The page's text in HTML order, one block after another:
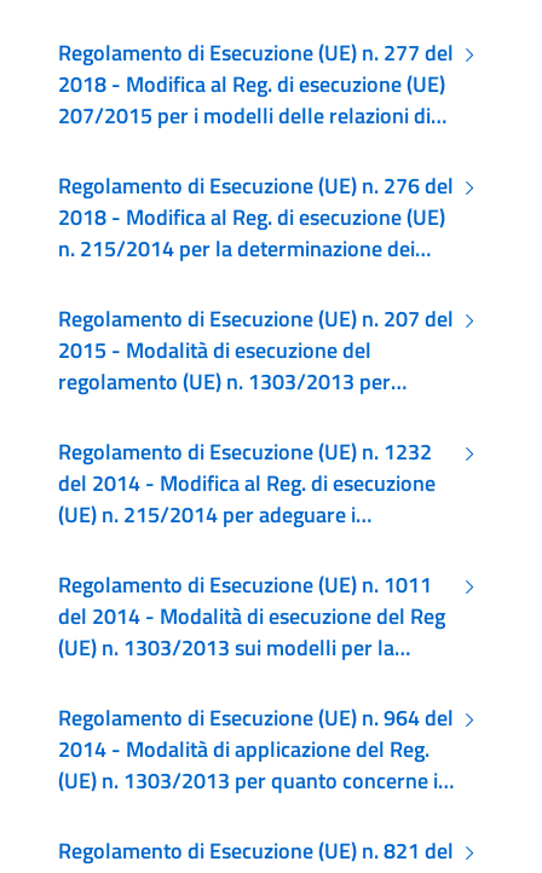
Regolamento di Esecuzione (UE) n. 277 del
2018 - Modifica al Reg. di esecuzione (UE)
207/2015 per i modelli delle relazioni di
Investimenti in favore della crescita e
dell'occupazione e all'obiettivo CTE,
nonché i modelli per la relazione sullo
annuali e che rettifica tale regolamento
per quanto riguarda il modello per la
relazione di attuazione
Regolamento di Esecuzione (UE) n. 276 del
2018 - Modifica al Reg. di esecuzione (UE)
n. 215/2014 per la determinazione dei
output (efficacia dell'attuazione) per i
Fondi SIE
Regolamento di Esecuzione (UE) n. 207 del
2015 - Modalità di esecuzione del
regolamento (UE) n. 1303/2013 per
sullo stato dei lavori, la presentazione di
informazioni relative a un grande
progetto, il piano d'azione comune, le
relazioni di attuazione relative all'obiettivo
Investimenti in favore della crescita e
dell'occupazione, la dichiarazione di
affidabilità di gestione, la strategia di audit,
il parere di audit e la relazione di controllo
Regolamento di Esecuzione (UE) n. 1232
del 2014 - Modifica al Reg. di esecuzione
(UE) n. 215/2014 per adeguare i
508/2014 e rettifica il regolamento di
esecuzione (UE) n. 215/2014
Regolamento di Esecuzione (UE) n. 1011
del 2014 - Modalità di esecuzione del Reg
(UE) n. 1303/2013 sui modelli per la
norme per gli scambi di informazioni tra
beneficiari e AdG, AdC, AdA e OI
Regolamento di Esecuzione (UE) n. 964 del
2014 - Modalità di applicazione del Reg.
(UE) n. 1303/2013 per quanto concerne i
strumenti finanziari
Regolamento di Esecuzione (UE) n. 821 del